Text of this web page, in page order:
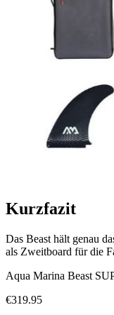
Kurzfazit
Das Beast hält genau
als Zweitboard für die
Aqua Marina Beast
€319.95